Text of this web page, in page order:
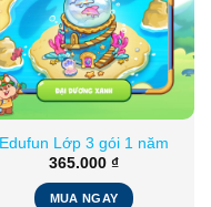
Edufun Lớp 3 gói 1 năm
365.000 ₫
MUA NGAY